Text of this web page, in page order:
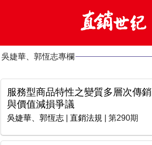
吳婕華、郭恆志專欄
服務型商品特性之變質多層次傳銷
與價值減損爭議
吳婕華、郭恆志 直銷法規 | 第290期